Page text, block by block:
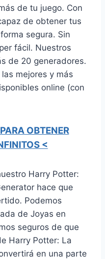
de tu juego. Con
de obtener tus
segura. Sin
fácil. Nuestros
de 20 generadores.
mejores y más
online (con
OBTENER
<
Harry Potter:
hace que
Podemos
de Joyas en
seguros de que
Harry Potter: La
en una parte